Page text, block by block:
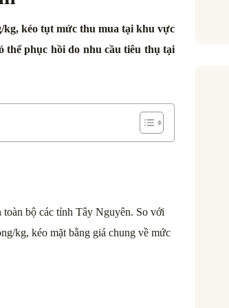
kg, kéo tụt mức thu mua tại khu vực
thể phục hồi do nhu cầu tiêu thụ tại
toàn bộ các tỉnh Tây Nguyên. So với
kg, kéo mặt bằng giá chung về mức